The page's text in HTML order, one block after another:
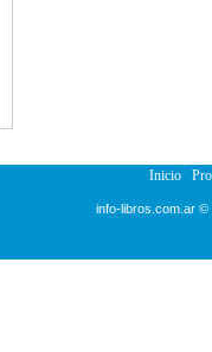
Inicio
info-libros.com.ar